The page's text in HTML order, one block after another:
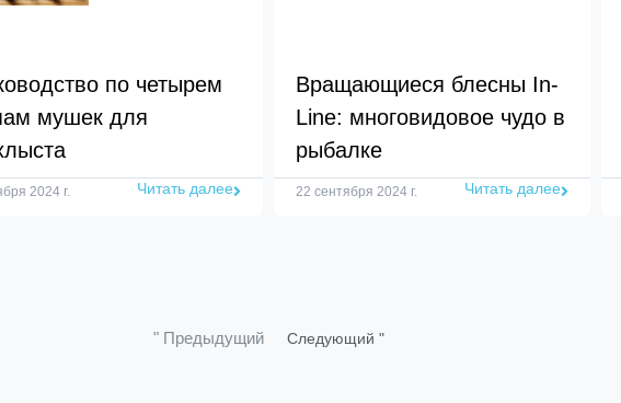
по четырем
мушек для
2024 г. Читать далее
Вращающиеся блесны In-
Line: многовидовое чудо в
рыбалке
22 сентября 2024 г. Читать далее
" Предыдущий Следующий "